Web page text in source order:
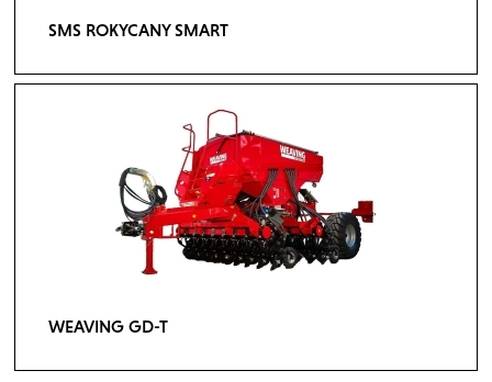
SMS ROKYCANY SMART
WEAVING GD-T